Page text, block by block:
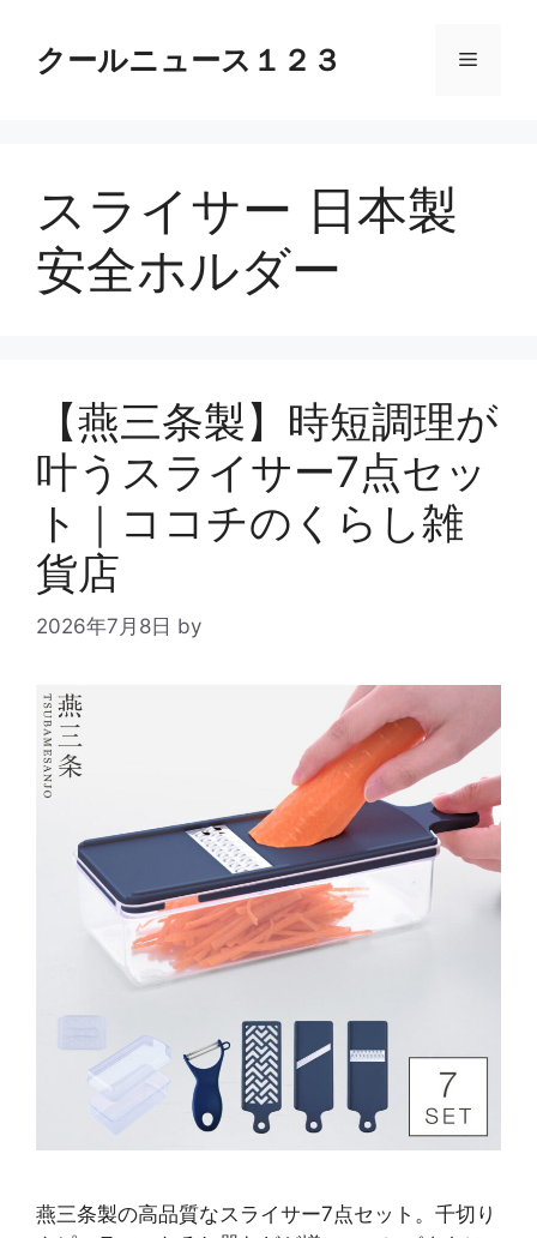
クールニュース１２３ メ
スライサー 日本製
安全ホルダー
【燕三条製】時短調理が
叶うスライサー7点セッ
ト｜ココチのくらし雑
貨店
2026年7月8日 by
燕三条製の高品質なスライサー7点セット。千切り